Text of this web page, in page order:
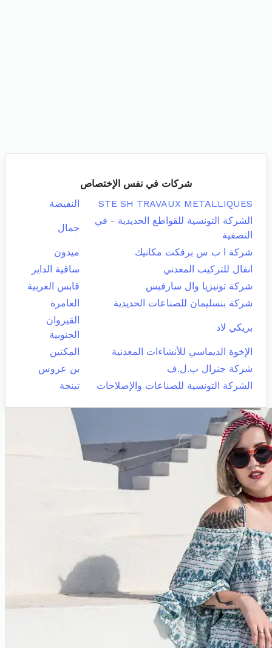
شركات في نفس الإختصاص
STE SH TRAVAUX METALLIQUES
النفيضة
الشركة التونسية للقواطع الحديدية - في
التصفية
جمال
شركة ا ب س برفكت مكانيك
ميدون
انفال للتركيب المعدني
ساقية الداير
شركة تونيزيا وال سارفيس
قابس الغربية
شركة بنسليمان للصناعات الحديدية
العامرة
بريكي لاد
القيروان
الجنوبية
الإخوة الديماسي للأنشاءات المعدنية
المكنين
شركة جنرال ب.ل.ف
بن عروس
الشركة التونسية للصناعات والإصلاحات
تينجة